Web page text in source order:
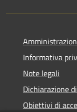
Informativa
Note legali
Dichiarazione
Obiettivi di